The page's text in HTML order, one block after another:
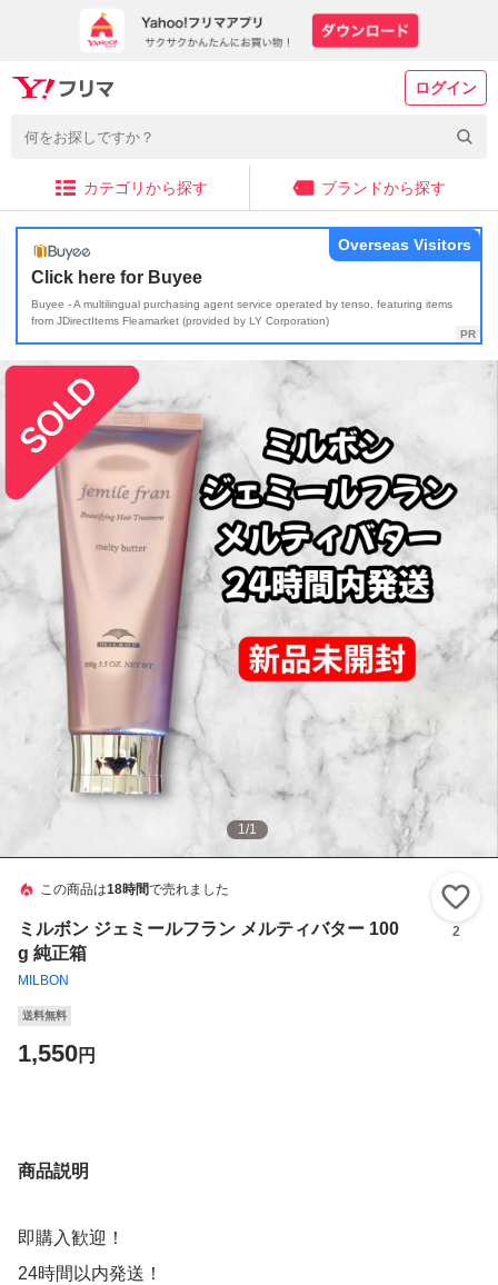
ログイン
カテゴリから探す ブランドから探す
Click here for Buyee
Buyee - A multilingual purchasing agent service operated by tenso, featuring items
from JDirectItems Fleamarket (provided by LY Corporation)
Overseas Visitors
1/1
この商品は18時間で売れました
ミルボン ジェミールフラン メルティバター 100
g 純正箱
MILBON
2
送料無料
1,550円
商品説明
即購入歓迎！
24時間以内発送！